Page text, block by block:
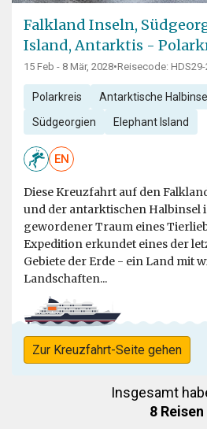
Falkland Inseln,
Island, Antarktis -
15 Feb - 8 Mär, 2028•Reisecode:
Polarkreis Antarktische Halbinsel
Südgeorgien Elephant Island
EN
Diese Kreuzfahrt auf den
und der antarktischen Halbinsel
gewordener Traum eines
Expedition erkundet eines der
Gebiete der Erde - ein Land mit
Landschaften...
Zur Kreuzfahrt-Seite gehen
Insgesamt
8 Reisen